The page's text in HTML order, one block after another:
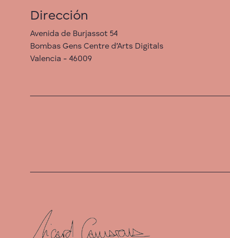
Dirección
Avenida de Burjassot 54
Bombas Gens Centre d’Arts Digitals
Valencia - 46009